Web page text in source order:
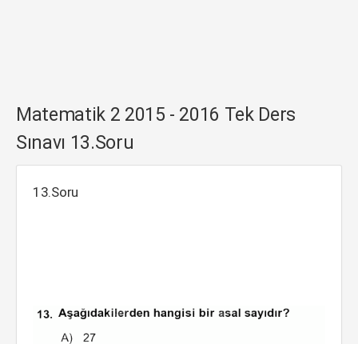
Matematik 2 2015 - 2016 Tek Ders
Sınavı 13.Soru
13.Soru